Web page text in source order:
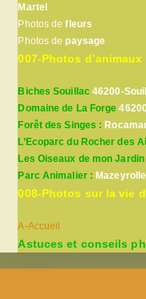
Martel
Photos defleurs
Photos depaysage
007-Photos d’animaux
Biches Souillac46200-
Domaine de La Forge
Forêt des Singes :
L’Ecoparc du Rocher des
Les Oiseaux de mon Jardin
Parc Animalier :
008-Photos sur la vie
A-Accueil
Astuces et conseils